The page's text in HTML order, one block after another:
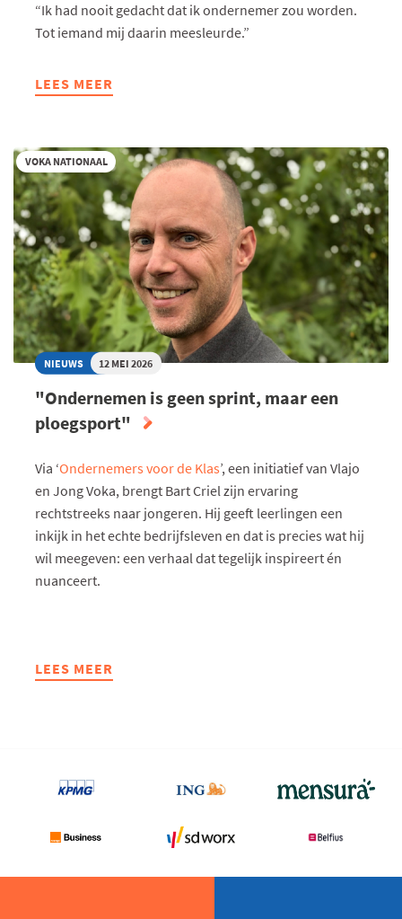
“Ik had nooit gedacht dat ik ondernemer zou worden.
Tot iemand mij daarin meesleurde.”
LEES MEER
ABOUT
NIET
TE
WACHTEN
OM
TE
ONDERNEMEN”
VOKA NATIONAAL
NIEUWS 12 MEI 2026
"Ondernemen is geen sprint, maar een
ploegsport"
Via ‘Ondernemers voor de Klas’, een initiatief van Vlajo
en Jong Voka, brengt Bart Criel zijn ervaring
rechtstreeks naar jongeren. Hij geeft leerlingen een
inkijk in het echte bedrijfsleven en dat is precies wat hij
wil meegeven: een verhaal dat tegelijk inspireert én
nuanceert.
LEES MEER
ABOUT
MAAR
EEN